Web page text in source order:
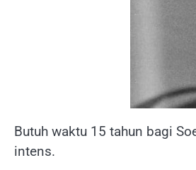
Butuh waktu 15 tahun bagi
intens.